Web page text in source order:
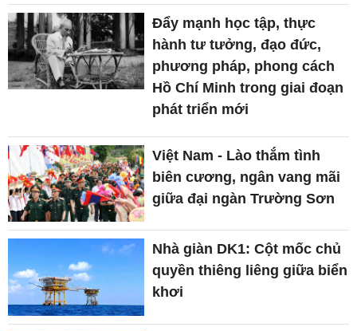
Đẩy mạnh học tập, thực
hành tư tưởng, đạo đức,
phương pháp, phong cách
Hồ Chí Minh trong giai đoạn
phát triển mới
Việt Nam - Lào thắm tình
biên cương, ngân vang mãi
giữa đại ngàn Trường Sơn
Nhà giàn DK1: Cột mốc chủ
quyền thiêng liêng giữa biển
khơi